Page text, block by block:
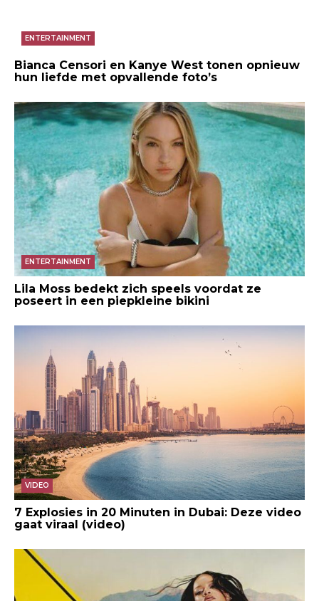
ENTERTAINMENT
Bianca Censori en Kanye West tonen opnieuw
hun liefde met opvallende foto’s
ENTERTAINMENT
Lila Moss bedekt zich speels voordat ze
poseert in een piepkleine bikini
VIDEO
7 Explosies in 20 Minuten in Dubai: Deze video
gaat viraal (video)